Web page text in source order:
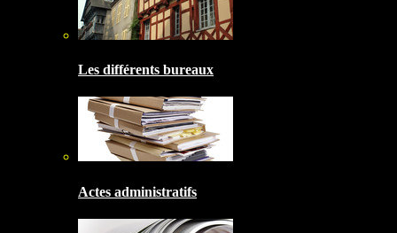
Les différents bureaux
Actes administratifs